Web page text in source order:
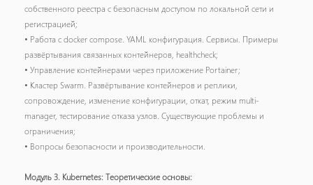
собственного реестра с безопасным доступом по локальной сети и
регистрацией;
• Работа с docker compose. YAML конфигурация. Сервисы. Примеры
развёртывания связанных контейнеров, healthcheck;
• Управление контейнерами через приложение Portainer;
• Кластер Swarm. Развёртывание контейнеров и реплики,
сопровождение, изменение конфигурации, откат, режим multi-
manager, тестирование отказа узлов. Существующие проблемы и
ограничения;
• Вопросы безопасности и производительности.
Модуль 3. Kubernetes: Теоретические основы: